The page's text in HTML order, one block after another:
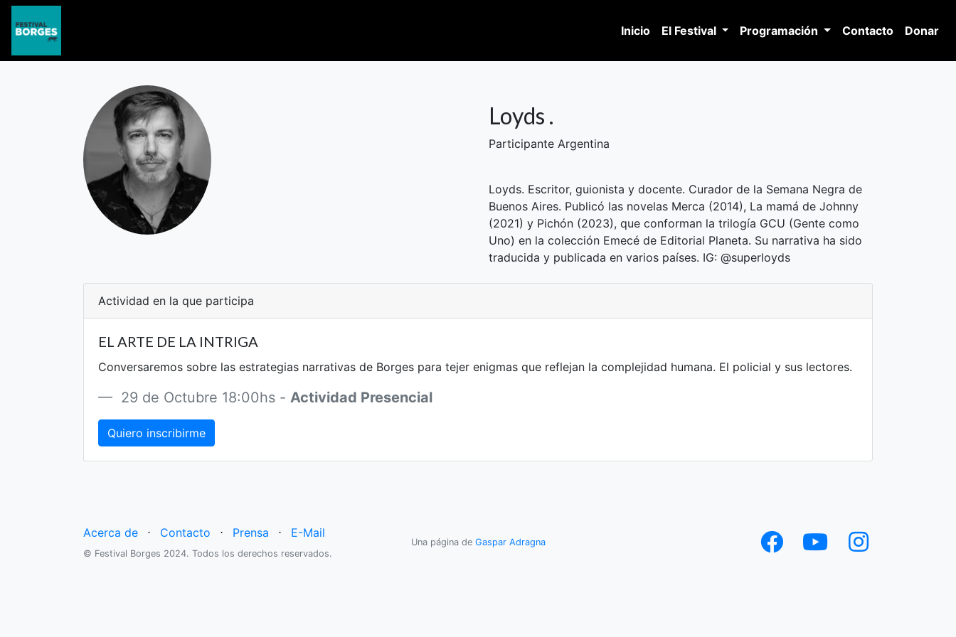
Inicio(current)
El Festival Programación Contacto(current)
Donar
Loyds .
Participante Argentina
Loyds. Escritor, guionista y docente. Curador de la Semana Negra de
Buenos Aires. Publicó las novelas Merca (2014), La mamá de Johnny
(2021) y Pichón (2023), que conforman la trilogía GCU (Gente como
Uno) en la colección Emecé de Editorial Planeta. Su narrativa ha sido
traducida y publicada en varios países. IG: @superloyds
Actividad en la que participa
EL ARTE DE LA INTRIGA
Conversaremos sobre las estrategias narrativas de Borges para tejer enigmas que reflejan la complejidad humana. El policial y sus lectores.
29 de Octubre 18:00hs - Actividad Presencial
Quiero inscribirme
Acerca de ⋅ Contacto ⋅ Prensa ⋅ E-Mail
© Festival Borges 2024. Todos los derechos reservados.
Una página de Gaspar Adragna